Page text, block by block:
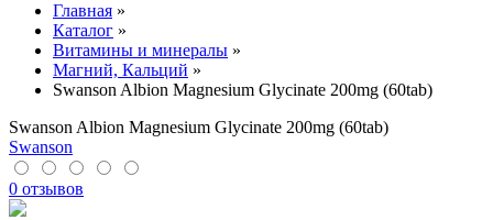
Главная »
Каталог »
Витамины и минералы »
Магний, Кальций »
Swanson Albion Magnesium Glycinate 200mg (60tab)
Swanson Albion Magnesium Glycinate 200mg (60tab)
Swanson
0 отзывов